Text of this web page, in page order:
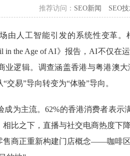
推荐访问： SEO新闻 SEO
由人工智能引发的系统性变革。
in the Age of AI》报告，AI不仅在
业逻辑。调查涵盖香港与粤港澳大
易”导向转变为“体验”导向。
为主流。62%的香港消费者表示
比之下，直播与社交电商热度下
售商正重新构建门店概念——咖啡